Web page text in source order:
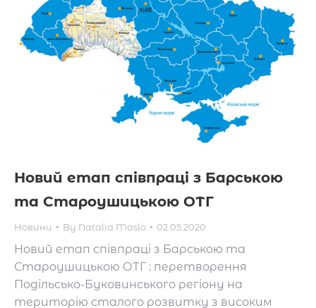
Новий етап співпраці з Барською
та Староушицькою ОТГ
Новини By Natalia Maslo 02.05.2020
Новий етап співпраці з Барською та
Староушицькою ОТГ : перетворення
Подільсько-Буковинського регіону на
територію сталого розвитку з високим